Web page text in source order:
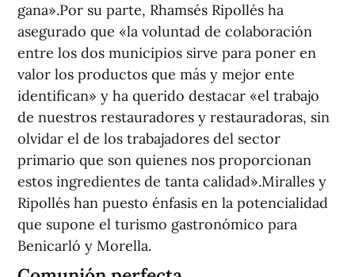
gana».Por su parte, Rhamsés Ripollés ha
asegurado que «la voluntad de colaboración
entre los dos municipios sirve para poner en
valor los productos que más y mejor ente
identifican» y ha querido destacar «el trabajo
de nuestros restauradores y restauradoras, sin
olvidar el de los trabajadores del sector
primario que son quienes nos proporcionan
estos ingredientes de tanta calidad».Miralles y
Ripollés han puesto énfasis en la potencialidad
que supone el turismo gastronómico para
Benicarló y Morella.